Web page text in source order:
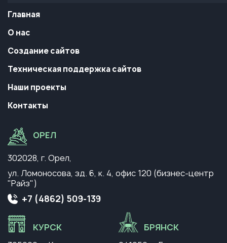
Главная
О нас
Создание сайтов
Техническая поддержка сайтов
Наши проекты
Контакты
ОРЕЛ
302028, г. Орел,
ул. Ломоносова, зд. 6, к. 4, офис 120 (бизнес-центр
"Райз")
+7 (4862) 509-139
КУРСК
БРЯНСК